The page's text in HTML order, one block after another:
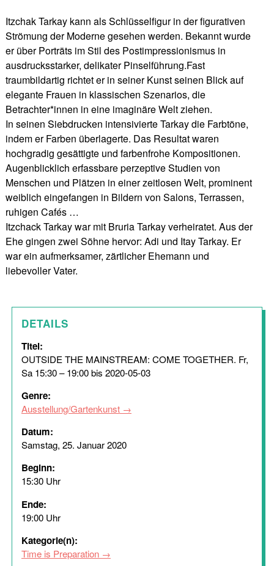
Itzchak Tarkay kann als Schlüsselfigur in der figurativen
Strömung der Moderne gesehen werden. Bekannt wurde
er über Porträts im Stil des Postimpressionismus in
ausdrucksstarker, delikater Pinselführung.Fast
traumbildartig richtet er in seiner Kunst seinen Blick auf
elegante Frauen in klassischen Szenarios, die
Betrachter*innen in eine imaginäre Welt ziehen.
In seinen Siebdrucken intensivierte Tarkay die Farbtöne,
indem er Farben überlagerte. Das Resultat waren
hochgradig gesättigte und farbenfrohe Kompositionen.
Augenblicklich erfassbare perzeptive Studien von
Menschen und Plätzen in einer zeitlosen Welt, prominent
weiblich eingefangen in Bildern von Salons, Terrassen,
ruhigen Cafés …
Itzchack Tarkay war mit Bruria Tarkay verheiratet. Aus der
Ehe gingen zwei Söhne hervor: Adi und Itay Tarkay. Er
war ein aufmerksamer, zärtlicher Ehemann und
liebevoller Vater.
DETAILS
Titel:
OUTSIDE THE MAINSTREAM: COME TOGETHER. Fr,
Sa 15:30 – 19:00 bis 2020-05-03
Genre:
Ausstellung/Gartenkunst
Datum:
Samstag, 25. Januar 2020
Beginn:
15:30 Uhr
Ende:
19:00 Uhr
Kategorie(n):
Time is Preparation